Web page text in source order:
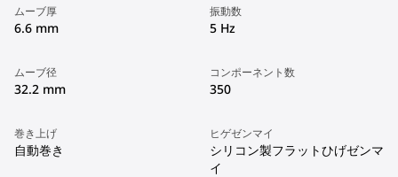
ムーブ厚
6.6 mm
振動数
5 Hz
ムーブ径
32.2 mm
コンポーネント数
350
巻き上げ
自動巻き
ヒゲゼンマイ
シリコン製フラットひげゼンマ
イ